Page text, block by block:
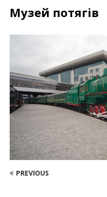
Музей потягів
PREVIOUS